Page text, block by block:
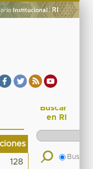
128
Buscar
en RI
Buscar